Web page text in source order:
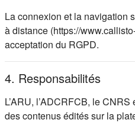
La connexion et la navigation
à distance (https://
acceptation du RGPD.
4. Responsabilités
L’ARU, l’ADCRFCB, le
des contenus édités sur la